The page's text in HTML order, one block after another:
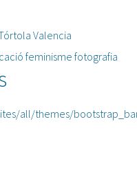
Valencia
feminisme fotografia
all/themes/